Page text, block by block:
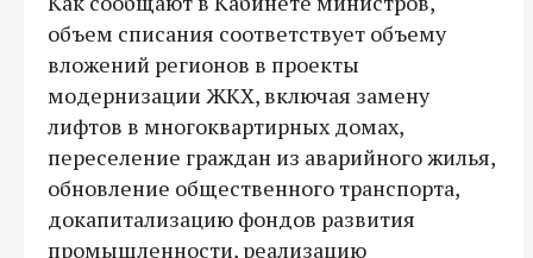
объем списания соответствует объему
вложений регионов в проекты
модернизации ЖКХ, включая замену
лифтов в многоквартирных домах,
переселение граждан из аварийного жилья,
обновление общественного транспорта,
докапитализацию фондов развития
промышленности, реализацию